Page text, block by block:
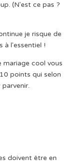
(N'est ce pas ?
je risque de
à l'essentiel !
mariage cool vous
points qui selon
doivent être en